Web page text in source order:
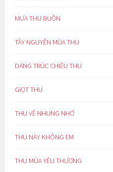
MƯA THU BUỒN
TÂY NGUYÊN MÙA THU
DÁNG TRÚC CHIỀU THU
GIỌT THU
THU VỀ NHUNG NHỚ
THU NÀY KHÔNG EM
THU MÙA YÊU THƯƠNG